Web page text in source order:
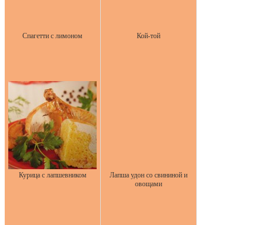
Спагетти с лимоном Кой-той
Курица с лапшевником
Лапша удон со свининой и
овощами